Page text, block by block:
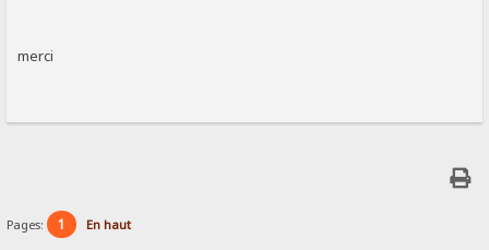
merci
Pages: 1 En haut